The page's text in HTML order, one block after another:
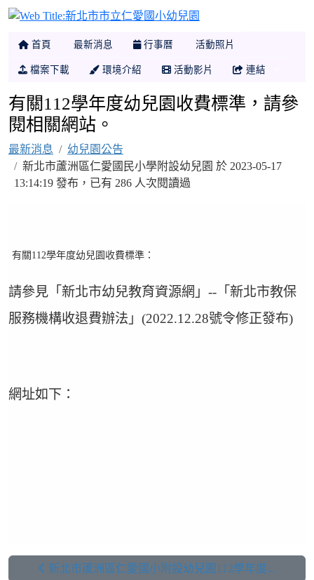
首頁 最新消息 行事曆 活動照片
檔案下載 環境介紹 活動影片 連結
有關112學年度幼兒園收費標準，請參
閱相關網站。
最新消息
幼兒園公告
新北市蘆洲區仁愛國民小學附設幼兒園 於 2023-05-17
13:14:19 發布，已有 286 人次閱讀過
有關112學年度幼兒園收費標準：
請參見「新北市幼兒教育資源網」--「新北市教保
服務機構收退費辦法」(2022.12.28號令修正發布)
網址如下：
新北市蘆洲區仁愛國小附設幼兒園112學年度...